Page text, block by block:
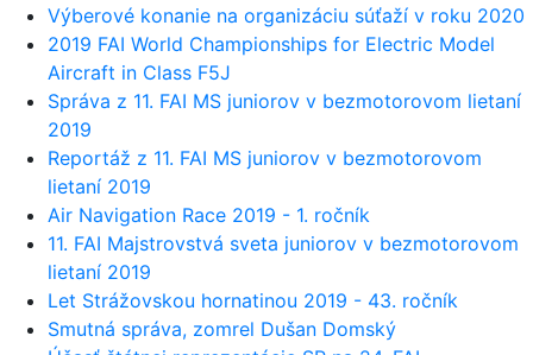
Výberové konanie na organizáciu súťaží v roku 2020
2019 FAI World Championships for Electric Model
Aircraft in Class F5J
Správa z 11. FAI MS juniorov v bezmotorovom lietaní
2019
Reportáž z 11. FAI MS juniorov v bezmotorovom
lietaní 2019
Air Navigation Race 2019 - 1. ročník
11. FAI Majstrovstvá sveta juniorov v bezmotorovom
lietaní 2019
Let Strážovskou hornatinou 2019 - 43. ročník
Smutná správa, zomrel Dušan Domský